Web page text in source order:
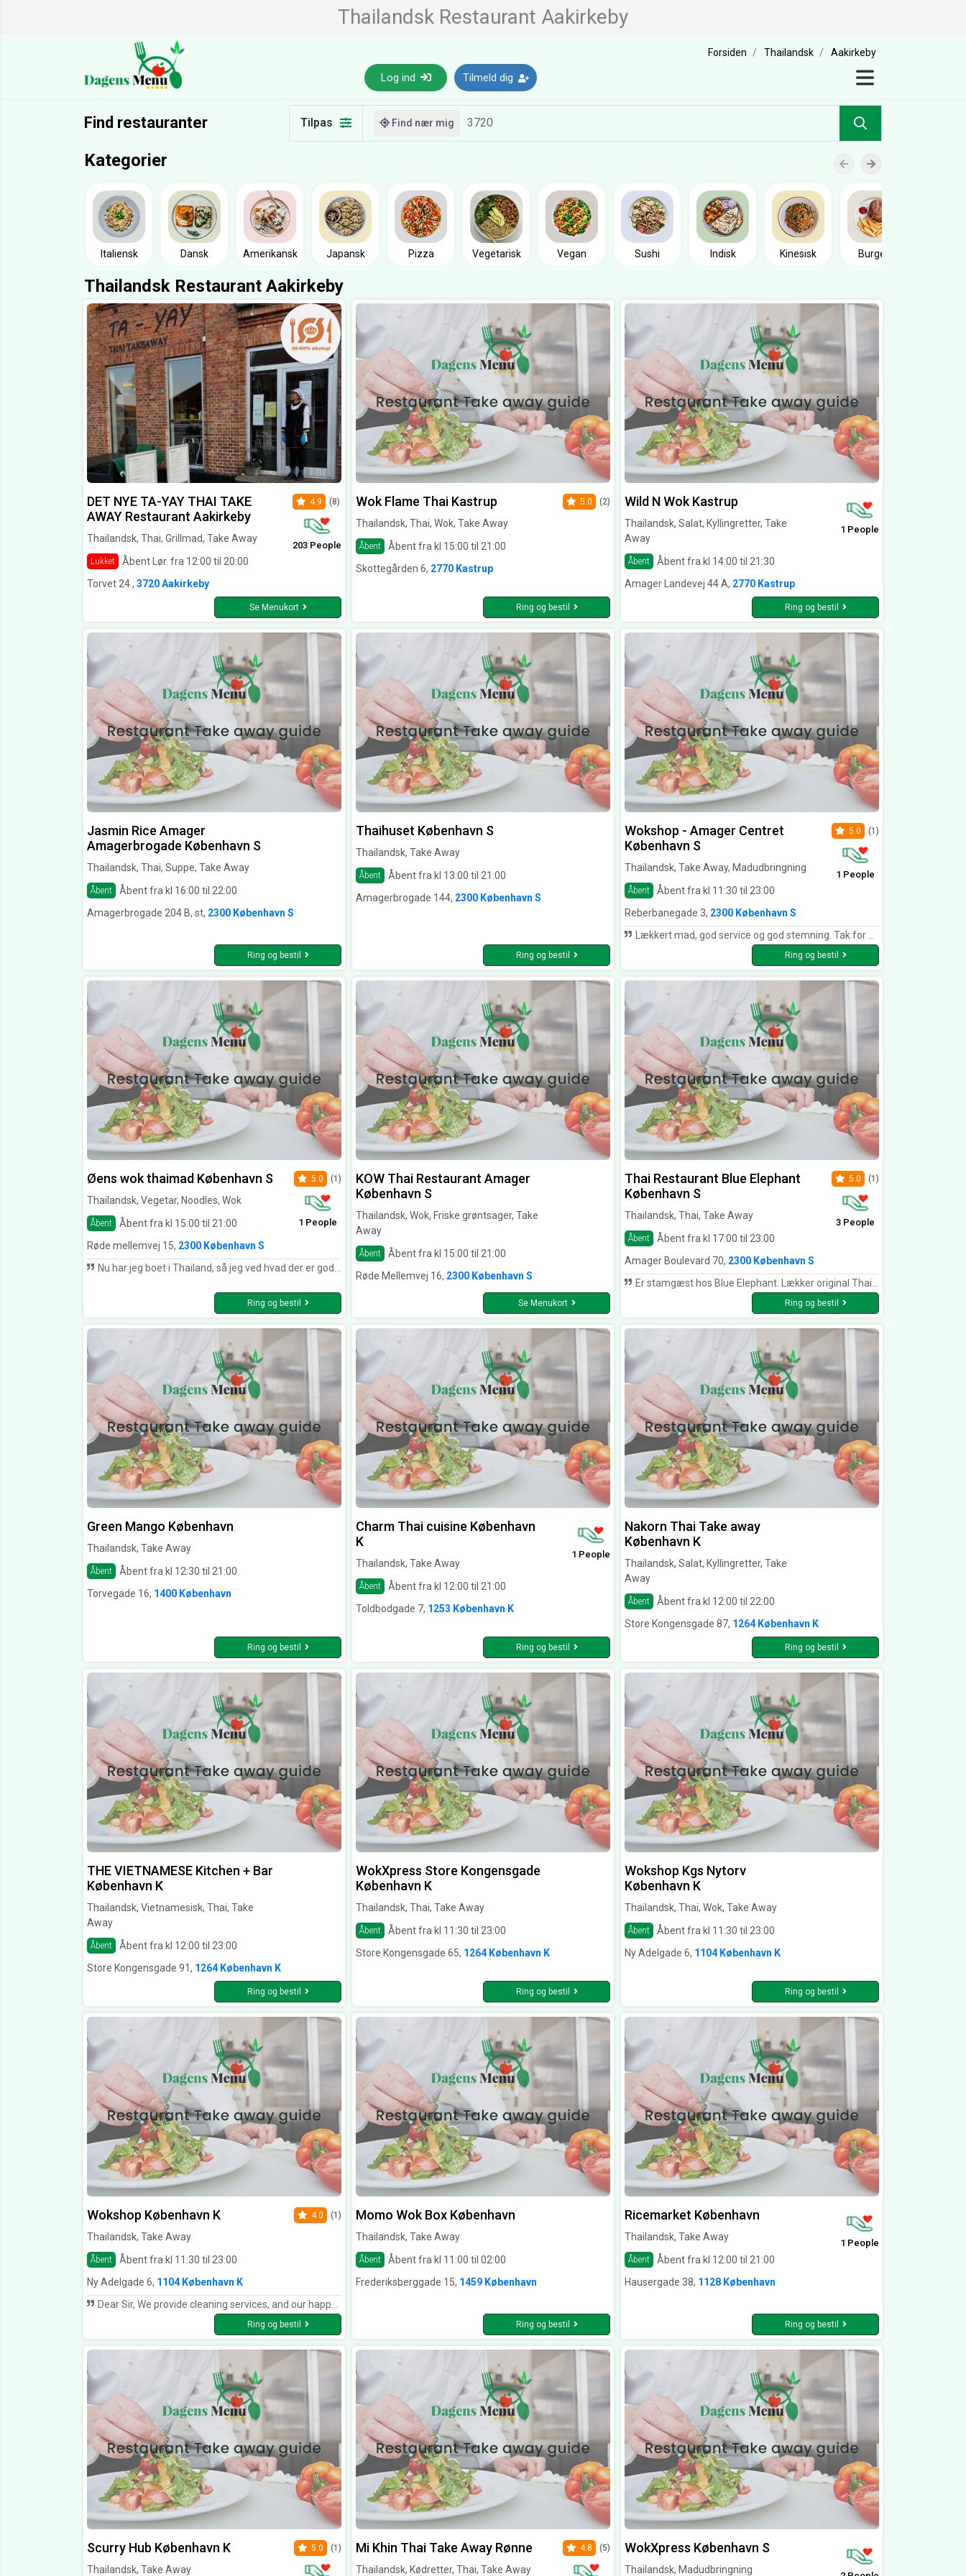
Thailandsk Restaurant Aakirkeby
Forsiden Thailandsk Aakirkeby
Log ind Tilmeld dig
Find restauranter Tilpas Find nær mig
Kategorier
Italiensk Dansk Amerikansk Japansk Pizza Vegetarisk Vegan Sushi Indisk Kinesisk Burger
Thailandsk Restaurant Aakirkeby
DET NYE TA-YAY THAI TAKE
AWAY Restaurant Aakirkeby
Thailandsk, Thai, Grillmad, Take Away
Lukket Åbent Lør. fra 12:00 til 20:00
4.9 (8)
203 People
Torvet 24 , 3720 Aakirkeby
Se Menukort
Wok Flame Thai Kastrup
Thailandsk, Thai, Wok, Take Away
Åbent Åbent fra kl 15:00 til 21:00
5.0 (2)
Skottegården 6, 2770 Kastrup
Ring og bestil
Wild N Wok Kastrup
Thailandsk, Salat, Kyllingretter, Take
Away
Åbent Åbent fra kl 14:00 til 21:30
1 People
Amager Landevej 44 A, 2770 Kastrup
Ring og bestil
Jasmin Rice Amager
Amagerbrogade København S
Thailandsk, Thai, Suppe, Take Away
Åbent
Åbent fra kl 16:00 til 22:00
Amagerbrogade 204 B, st, 2300 København S
Ring og bestil
Thaihuset København S
Thailandsk, Take Away
Åbent
Åbent fra kl 13:00 til 21:00
Amagerbrogade 144, 2300 København S
Ring og bestil
Wokshop - Amager Centret
København S
Thailandsk, Take Away, Madudbringning
Åbent Åbent fra kl 11:30 til 23:00
5.0 (1)
1 People
Reberbanegade 3, 2300 København S
Lækkert mad, god service og god stemning. Tak for en dejlig aften
Ring og bestil
Øens wok thaimad København S
Thailandsk, Vegetar, Noodles, Wok
Åbent Åbent fra kl 15:00 til 21:00
5.0 (1)
1 People
Røde mellemvej 15, 2300 København S
Nu har jeg boet i Thailand, så jeg ved hvad der er godt og hvad der ikke er godt thai mad. Jeg må sige at Øens Wok laver det bedste Thai mad som jeg har smagt i Danmark. Det er næsten som om at spise i Thailand igen. Kan klart anbefales.
Ring og bestil
KOW Thai Restaurant Amager
København S
Thailandsk, Wok, Friske grøntsager, Take
Away
Åbent
Åbent fra kl 15:00 til 21:00
Røde Mellemvej 16, 2300 København S
Se Menukort
Thai Restaurant Blue Elephant
København S
Thailandsk, Thai, Take Away
Åbent Åbent fra kl 17:00 til 23:00
5.0 (1)
3 People
Amager Boulevard 70, 2300 København S
Er stamgæst hos Blue Elephant. Lækker original Thaimad. Altid.
Ring og bestil
Green Mango København
Thailandsk, Take Away
Åbent
Åbent fra kl 12:30 til 21:00
Torvegade 16, 1400 København
Ring og bestil
Charm Thai cuisine København
K
Thailandsk, Take Away
Åbent Åbent fra kl 12:00 til 21:00
1 People
Toldbodgade 7, 1253 København K
Ring og bestil
Nakorn Thai Take away
København K
Thailandsk, Salat, Kyllingretter, Take
Away
Åbent
Åbent fra kl 12:00 til 22:00
Store Kongensgade 87, 1264 København K
Ring og bestil
THE VIETNAMESE Kitchen + Bar
København K
Thailandsk, Vietnamesisk, Thai, Take
Away
Åbent
Åbent fra kl 12:00 til 23:00
Store Kongensgade 91, 1264 København K
Ring og bestil
WokXpress Store Kongensgade
København K
Thailandsk, Thai, Take Away
Åbent
Åbent fra kl 11:30 til 23:00
Store Kongensgade 65, 1264 København K
Ring og bestil
Wokshop Kgs Nytorv
København K
Thailandsk, Thai, Wok, Take Away
Åbent
Åbent fra kl 11:30 til 23:00
Ny Adelgade 6, 1104 København K
Ring og bestil
Wokshop København K
Thailandsk, Take Away
Åbent Åbent fra kl 11:30 til 23:00
4.0 (1)
Ny Adelgade 6, 1104 København K
Dear Sir, We provide cleaning services, and our happy customers include commercial, domestic, and business customers. We provide high-quality services while our payments are very reasonable. If you give us a chance, we would like to meet with you to discuss your needs, and we would also like to discuss in detail how our services can benefit you. I hope you will consider our application for the best cleaning services. I will be waiting for your positive response. Sincerely Yours, Mattirengøring
Ring og bestil
Momo Wok Box København
Thailandsk, Take Away
Åbent
Åbent fra kl 11:00 til 02:00
Frederiksberggade 15, 1459 København
Ring og bestil
Ricemarket København
Thailandsk, Take Away
Åbent Åbent fra kl 12:00 til 21:00
1 People
Hausergade 38, 1128 København
Ring og bestil
Scurry Hub København K
Thailandsk, Take Away
5.0 (1) Mi Khin Thai Take Away Rønne
Thailandsk, Kødretter, Thai, Take Away
4.8 (5) WokXpress København S
Thailandsk, Madudbringning